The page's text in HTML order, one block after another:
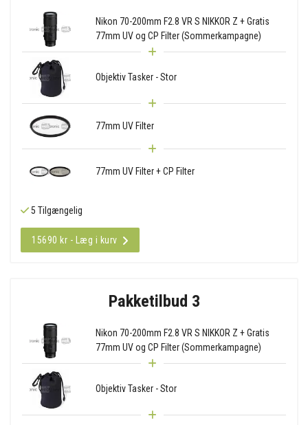
Nikon 70-200mm F2.8 VR S NIKKOR Z + Gratis
77mm UV og CP Filter (Sommerkampagne)
Objektiv Tasker - Stor
77mm UV Filter
77mm UV Filter + CP Filter
5 Tilgængelig
15690 kr - Læg i kurv
Pakketilbud 3
Nikon 70-200mm F2.8 VR S NIKKOR Z + Gratis
77mm UV og CP Filter (Sommerkampagne)
Objektiv Tasker - Stor